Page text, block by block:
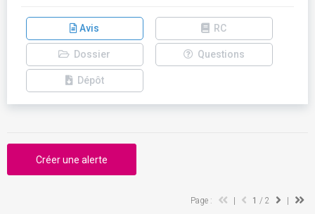
Avis RC
Dossier Questions
Dépôt
Créer une alerte
Page : 1 / 2